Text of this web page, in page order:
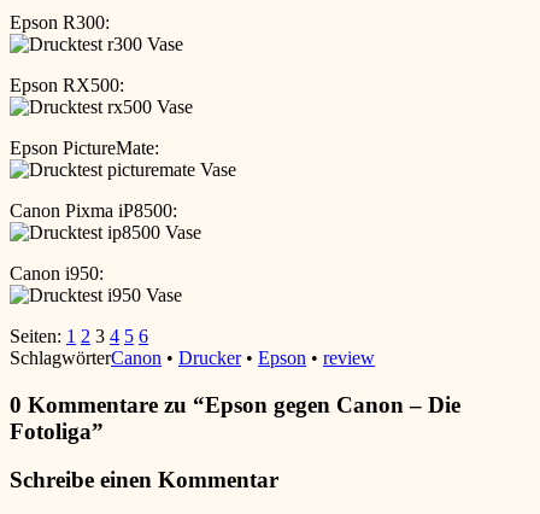
Epson R300:
Epson RX500:
Epson PictureMate:
Canon Pixma iP8500:
Canon i950:
Seiten: 1 2 3 4 5 6
SchlagwörterCanon • Drucker• Epson • review
0 Kommentare zu “Epson gegen Canon – Die
Fotoliga”
Schreibe einen Kommentar